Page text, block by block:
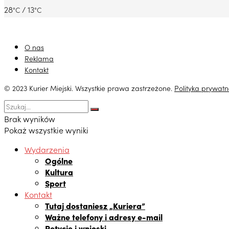
28°C / 13°C
O nas
Reklama
Kontakt
© 2023 Kurier Miejski. Wszystkie prawa zastrzeżone. Polityka
Brak wyników
Pokaż wszystkie wyniki
Wydarzenia
Ogólne
Kultura
Sport
Kontakt
Tutaj dostaniesz „Kuriera”
Ważne telefony i adresy e-mail